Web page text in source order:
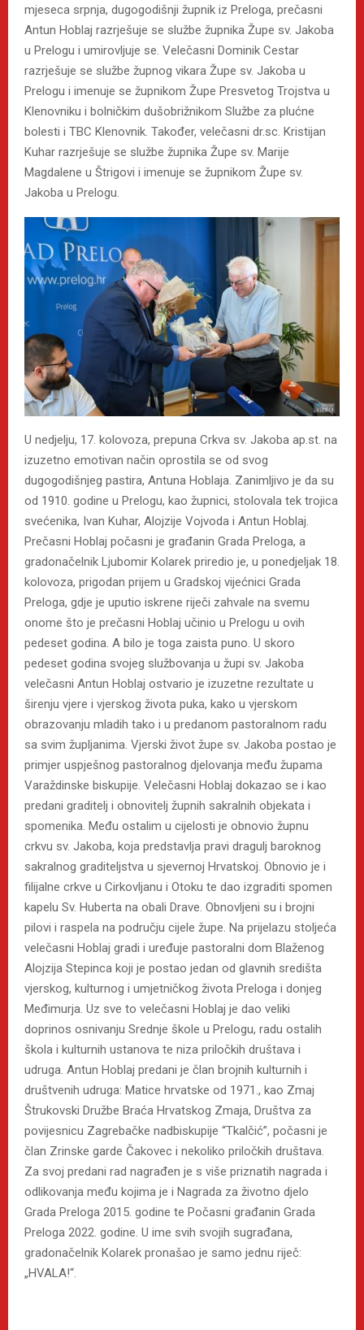
mjeseca srpnja, dugogodišnji župnik iz Preloga, prečasni
Antun Hoblaj razrješuje se službe župnika Župe sv. Jakoba
u Prelogu i umirovljuje se. Velečasni Dominik Cestar
razrješuje se službe župnog vikara Župe sv. Jakoba u
Prelogu i imenuje se župnikom Župe Presvetog Trojstva u
Klenovniku i bolničkim dušobrižnikom Službe za plućne
bolesti i TBC Klenovnik. Također, velečasni dr.sc. Kristijan
Kuhar razrješuje se službe župnika Župe sv. Marije
Magdalene u Štrigovi i imenuje se župnikom Župe sv.
Jakoba u Prelogu.
U nedjelju, 17. kolovoza, prepuna Crkva sv. Jakoba ap.st. na
izuzetno emotivan način oprostila se od svog
dugogodišnjeg pastira, Antuna Hoblaja. Zanimljivo je da su
od 1910. godine u Prelogu, kao župnici, stolovala tek trojica
svećenika, Ivan Kuhar, Alojzije Vojvoda i Antun Hoblaj.
Prečasni Hoblaj počasni je građanin Grada Preloga, a
gradonačelnik Ljubomir Kolarek priredio je, u ponedjeljak 18.
kolovoza, prigodan prijem u Gradskoj vijećnici Grada
Preloga, gdje je uputio iskrene riječi zahvale na svemu
onome što je prečasni Hoblaj učinio u Prelogu u ovih
pedeset godina. A bilo je toga zaista puno. U skoro
pedeset godina svojeg službovanja u župi sv. Jakoba
velečasni Antun Hoblaj ostvario je izuzetne rezultate u
širenju vjere i vjerskog života puka, kako u vjerskom
obrazovanju mladih tako i u predanom pastoralnom radu
sa svim župljanima. Vjerski život župe sv. Jakoba postao je
primjer uspješnog pastoralnog djelovanja među župama
Varaždinske biskupije. Velečasni Hoblaj dokazao se i kao
predani graditelj i obnovitelj župnih sakralnih objekata i
spomenika. Među ostalim u cijelosti je obnovio župnu
crkvu sv. Jakoba, koja predstavlja pravi dragulj baroknog
sakralnog graditeljstva u sjevernoj Hrvatskoj. Obnovio je i
filijalne crkve u Cirkovljanu i Otoku te dao izgraditi spomen
kapelu Sv. Huberta na obali Drave. Obnovljeni su i brojni
pilovi i raspela na području cijele župe. Na prijelazu stoljeća
velečasni Hoblaj gradi i uređuje pastoralni dom Blaženog
Alojzija Stepinca koji je postao jedan od glavnih središta
vjerskog, kulturnog i umjetničkog života Preloga i donjeg
Međimurja. Uz sve to velečasni Hoblaj je dao veliki
doprinos osnivanju Srednje škole u Prelogu, radu ostalih
škola i kulturnih ustanova te niza priločkih društava i
udruga. Antun Hoblaj predani je član brojnih kulturnih i
društvenih udruga: Matice hrvatske od 1971., kao Zmaj
Štrukovski Družbe Braća Hrvatskog Zmaja, Društva za
povijesnicu Zagrebačke nadbiskupije “Tkalčić”, počasni je
član Zrinske garde Čakovec i nekoliko priločkih društava.
Za svoj predani rad nagrađen je s više priznatih nagrada i
odlikovanja među kojima je i Nagrada za životno djelo
Grada Preloga 2015. godine te Počasni građanin Grada
Preloga 2022. godine. U ime svih svojih sugrađana,
gradonačelnik Kolarek pronašao je samo jednu riječ:
„HVALA!“.